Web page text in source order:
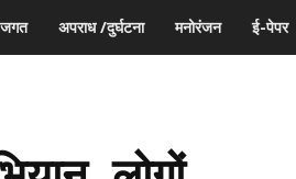
अपराध /दुर्घटना मनोरंजन ई-पेपर